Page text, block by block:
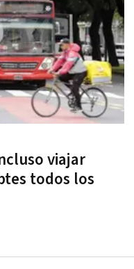
viajar
todos los